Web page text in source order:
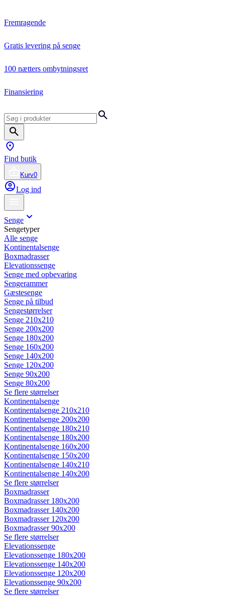
Fremragende
Gratis levering på senge
100 nætters ombytningsret
Finansiering
Find butik
Kurv0
Log ind
Senge
Sengetyper
Alle senge
Kontinentalsenge
Boxmadrasser
Elevationssenge
Senge med opbevaring
Sengerammer
Gæstesenge
Senge på tilbud
Sengestørrelser
Senge 210x210
Senge 200x200
Senge 180x200
Senge 160x200
Senge 140x200
Senge 120x200
Senge 90x200
Senge 80x200
Se flere størrelser
Kontinentalsenge
Kontinentalsenge 210x210
Kontinentalsenge 200x200
Kontinentalsenge 180x210
Kontinentalsenge 180x200
Kontinentalsenge 160x200
Kontinentalsenge 150x200
Kontinentalsenge 140x210
Kontinentalsenge 140x200
Se flere størrelser
Boxmadrasser
Boxmadrasser 180x200
Boxmadrasser 140x200
Boxmadrasser 120x200
Boxmadrasser 90x200
Se flere størrelser
Elevationssenge
Elevationssenge 180x200
Elevationssenge 140x200
Elevationssenge 120x200
Elevationssenge 90x200
Se flere størrelser